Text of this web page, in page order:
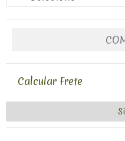
Calcular Frete